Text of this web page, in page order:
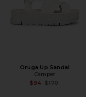
Oruga Up Sandal
Camper
$94 Previous price:
$170